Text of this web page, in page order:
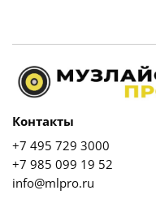
Контакты
+7 495 729 3000
+7 985 099 19 52
info@mlpro.ru